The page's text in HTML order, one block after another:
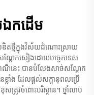
កដើម
រឌិតថ្មីក្នុងវិស័យដំណោះស្រាយ
ែកសៀងដោយបច្ចេកទេស
ៃណីនេះ បានបំលែងសាច់សណ្តែក
ាំង ដែលផ្តល់សក្តានុពលប្រើ
រូវចំពោះបរិស្ថាន។ ថ្នាំលាប